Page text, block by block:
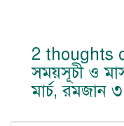
2 thoughts
সময়সূচী ও
মার্চ, রমজান